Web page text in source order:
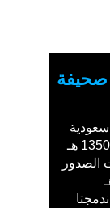
صحيفة
أسسها: محمد صالح نصيف في 1350/11/27 هـ
وعاودت الصدور
1365/4/1 هـ